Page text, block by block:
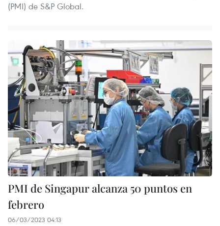
(PMI) de S&P Global.
PMI de Singapur alcanza 50 puntos en
febrero
06/03/2023 04:13